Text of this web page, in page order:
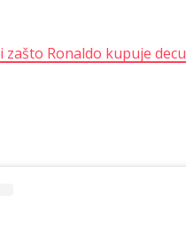
i zašto Ronaldo kupuje decu